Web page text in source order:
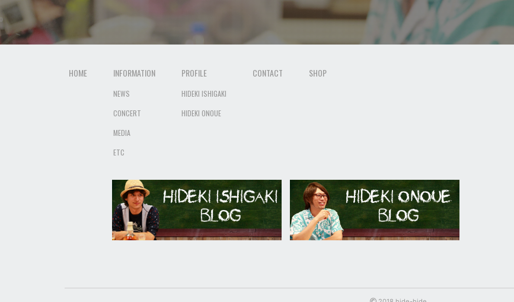
HOME INFORMATION
NEWS
CONCERT
MEDIA
ETC
PROFILE
HIDEKI ISHIGAKI
HIDEKI ONOUE
CONTACT SHOP